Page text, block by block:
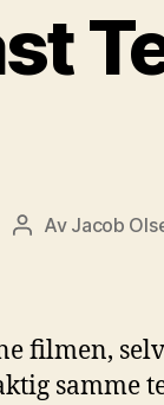
Av Jacob
filmen,
samme